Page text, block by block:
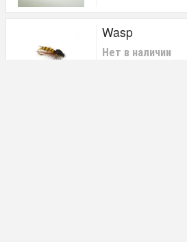
Wasp
Нет в наличии